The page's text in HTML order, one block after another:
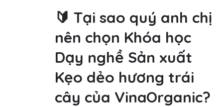
🔰 Tại sao quý anh chị
nên chọn Khóa học
Dạy nghề Sản xuất
Kẹo dẻo hương trái
cây của VinaOrganic?